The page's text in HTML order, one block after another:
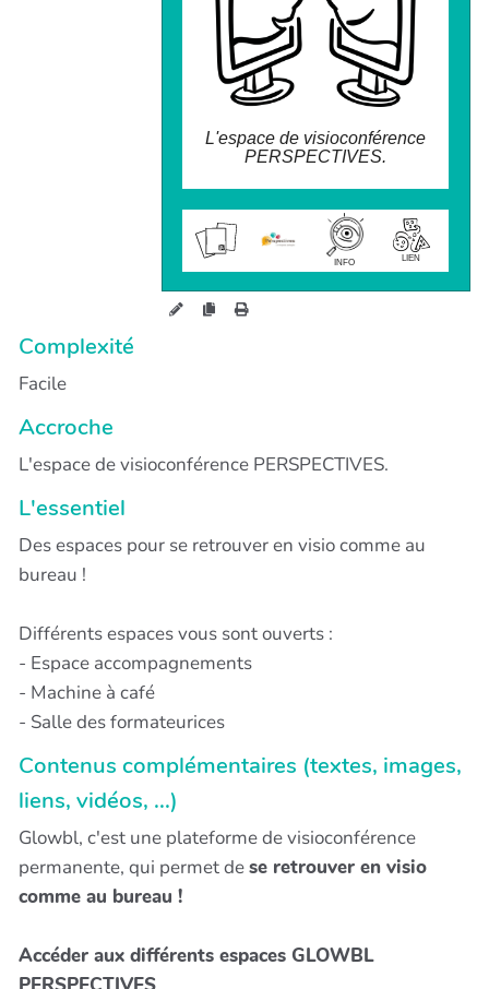
L'espace de visioconférence
PERSPECTIVES.
INFO
LIEN
wiki.perspectives.coop/?
GlowblDuplicate
Complexité
Facile
Accroche
L'espace de visioconférence PERSPECTIVES.
L'essentiel
Des espaces pour se retrouver en visio comme au
bureau !
Différents espaces vous sont ouverts :
- Espace accompagnements
- Machine à café
- Salle des formateurices
Contenus complémentaires (textes, images,
liens, vidéos, ...)
Glowbl, c'est une plateforme de visioconférence
permanente, qui permet dese retrouver en visio
comme au bureau !
Accéder aux différents espaces GLOWBL